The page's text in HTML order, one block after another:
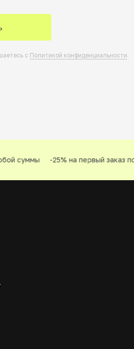
с Политикой конфиденциальности.
суммы -25% на первый заказ